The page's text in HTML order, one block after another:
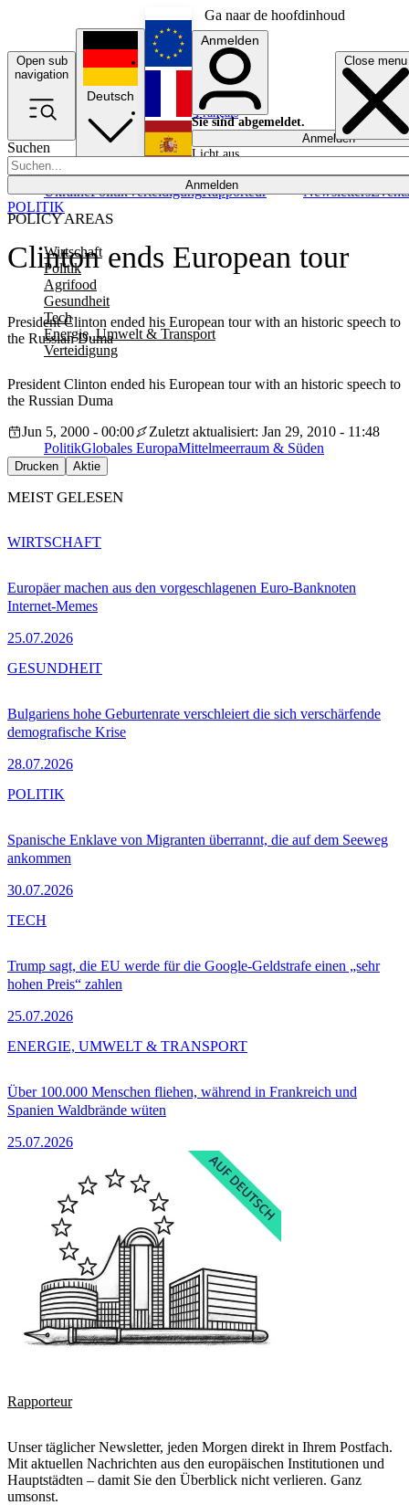
Ga naar de hoofdinhoud
Open sub
navigation
Close menu
Suchen
Anmelden
POLICY AREAS
Wirtschaft
Politik
Agrifood
Gesundheit
Tech
Energie, Umwelt & Transport
Verteidigung
UkrainePolitikVerteidigungRapporteur NewslettersEvents
Deutsch
English
Français
Anmelden
Sie sind abgemeldet.
Anmelden
Licht aus
Clinton ends European tour
President Clinton ended his European tour with an historic speech to
the Russian Duma
POLITIK
President Clinton ended his European tour with an historic speech to
the Russian Duma
Jun 5, 2000 - 00:00
Zuletzt aktualisiert: Jan 29, 2010 - 11:48
PolitikGlobales EuropaMittelmeerraum & Süden
Drucken Aktie
MEIST GELESEN
Europäer machen aus den vorgeschlagenen Euro-Banknoten
Internet-Memes
25.07.2026
WIRTSCHAFT
Bulgariens hohe Geburtenrate verschleiert die sich verschärfende
demografische Krise
28.07.2026
GESUNDHEIT
Spanische Enklave von Migranten überrannt, die auf dem Seeweg
ankommen
30.07.2026
POLITIK
Trump sagt, die EU werde für die Google-Geldstrafe einen „sehr
hohen Preis“ zahlen
25.07.2026
TECH
Über 100.000 Menschen fliehen, während in Frankreich und
Spanien Waldbrände wüten
25.07.2026
ENERGIE, UMWELT & TRANSPORT
Rapporteur
Unser täglicher Newsletter, jeden Morgen direkt in Ihrem Postfach.
Mit aktuellen Nachrichten aus den europäischen Institutionen und
Hauptstädten – damit Sie den Überblick nicht verlieren. Ganz
umsonst.